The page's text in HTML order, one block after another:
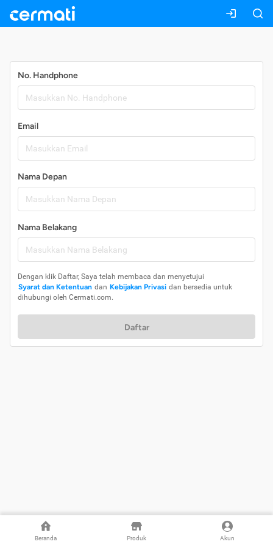
Beranda Produk Akun
No. Handphone
Email
Nama Depan
Nama Belakang
Dengan klik Daftar, Saya telah membaca dan menyetujui
Syarat dan Ketentuan dan Kebijakan Privasi dan bersedia untuk
dihubungi oleh Cermati.com.
Daftar